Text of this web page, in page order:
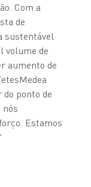
Com a
de
sustentável
volume de
aumento de
ponto de
nós
Estamos